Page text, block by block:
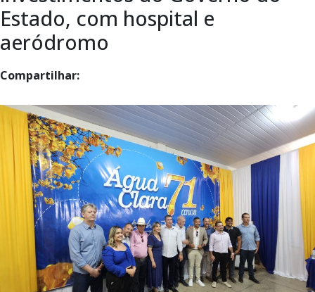
Estado, com hospital e
aeródromo
Compartilhar: